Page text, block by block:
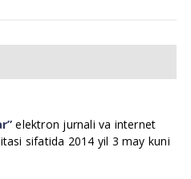
elektron jurnali va internet
sifatida 2014 yil 3 may kuni